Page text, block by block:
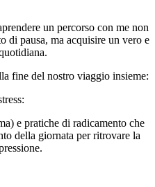
un percorso con me non
di pausa, ma acquisire un vero e
fine del nostro viaggio insieme:
e pratiche di radicamento che
della giornata per ritrovare la